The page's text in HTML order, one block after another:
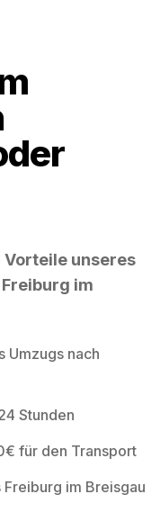
Vorteile unseres
im
Umzugs nach
Stunden
für den Transport
im Breisgau